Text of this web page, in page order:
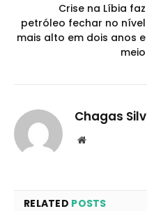
Crise na Líbia faz
petróleo fechar no nível
mais alto em dois anos e
meio
Chagas
Website
RELATED POSTS